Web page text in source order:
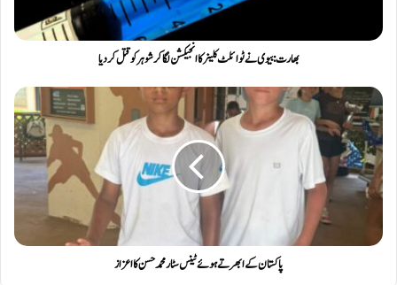
بھارت: بیوی نے ٹوائلٹ کلینر کا انجیکشن لگا کر شوہر کو قتل کردیا
پاکستان کے ابھرتے ہوئے ٹینس سٹار محمد حسن کا اعزاز